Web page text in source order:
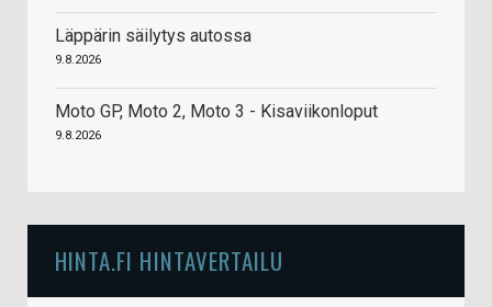
Läppärin säilytys autossa
9.8.2026
Moto GP, Moto 2, Moto 3 - Kisaviikonloput
9.8.2026
HINTA.FI HINTAVERTAILU